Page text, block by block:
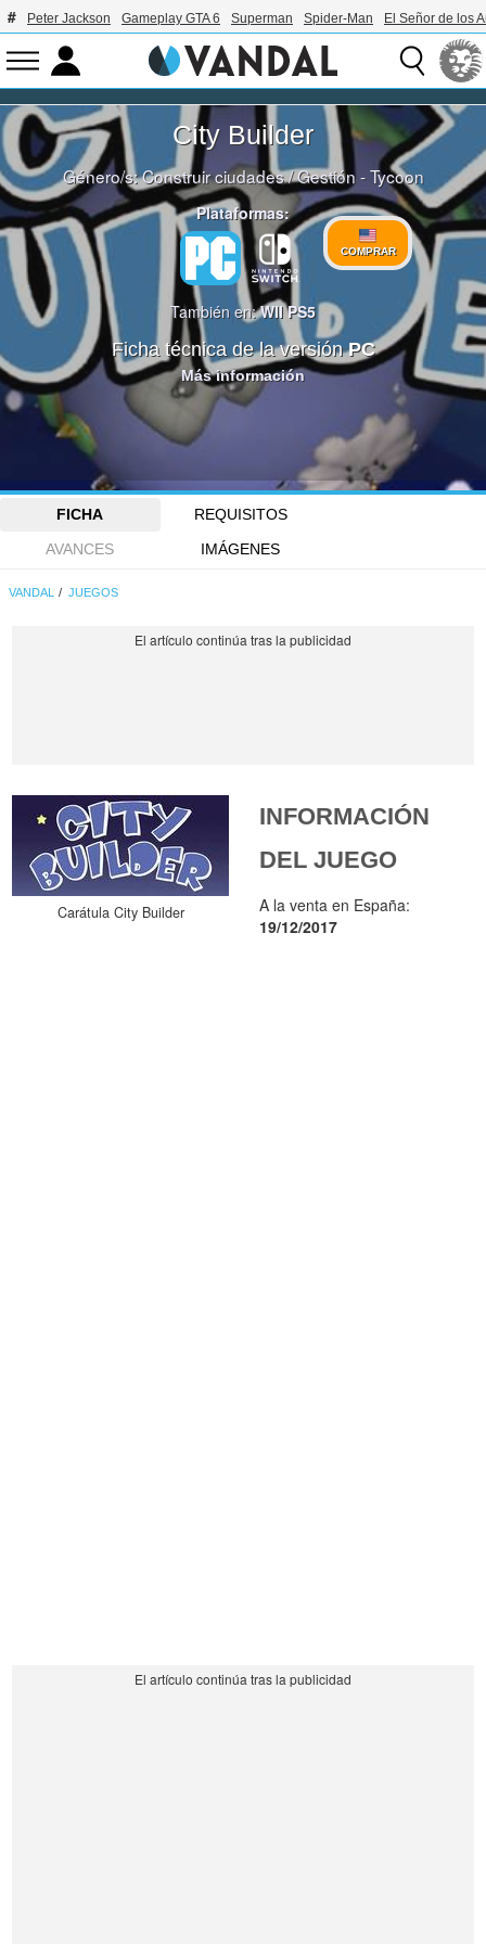
Peter Jackson Gameplay GTA 6 Superman Spider-Man El Señor de los
City Builder
Género/s:Construir ciudades/Gestión - Tycoon
Plataformas:
COMPRAR
También en:WII PS5
Ficha técnica de la versiónPC
Más información
FICHA
REQUISITOS
AVANCES
IMÁGENES
VANDAL JUEGOS
Carátula City Builder
INFORMACIÓN
DEL JUEGO
A la venta en España:
19/12/2017